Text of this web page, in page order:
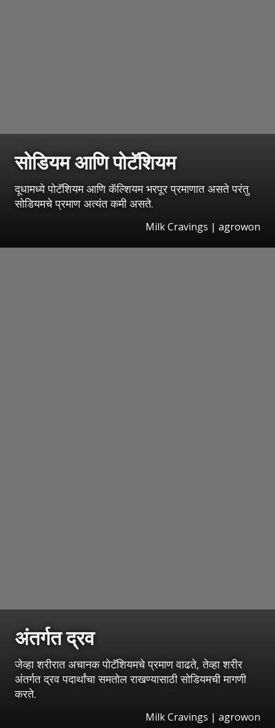
सोडियम आणि पोटॅशियम
दूधामध्ये पोटॅशियम आणि कॅल्शियम भरपूर प्रमाणात असते परंतु
सोडियमचे प्रमाण अत्यंत कमी असते.
Milk Cravings | agrowon
अंतर्गत द्रव
जेव्हा शरीरात अचानक पोटॅशियमचे प्रमाण वाढते, तेव्हा शरीर
अंतर्गत द्रव पदार्थांचा समतोल राखण्यासाठी सोडियमची मागणी
करते.
Milk Cravings | agrowon